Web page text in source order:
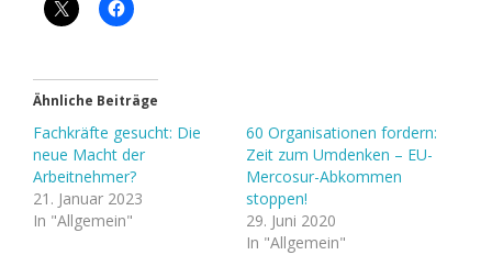
Ähnliche Beiträge
Fachkräfte gesucht: Die
neue Macht der
Arbeitnehmer?
21. Januar 2023
In "Allgemein"
60 Organisationen fordern:
Zeit zum Umdenken – EU-
Mercosur-Abkommen
stoppen!
29. Juni 2020
In "Allgemein"